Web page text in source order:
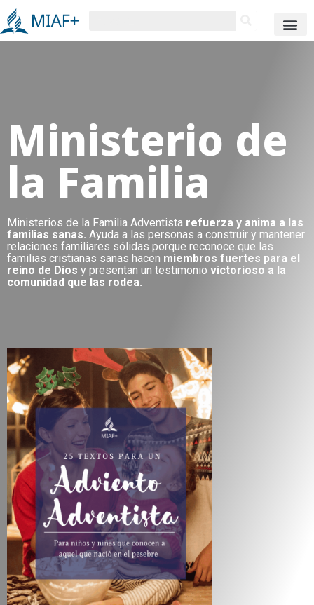
Ministerio de
la Familia
Ministerios de la Familia Adventista refuerza y anima a las
familias sanas. Ayuda a las personas a construir y mantener
relaciones familiares sólidas porque reconoce que las
familias cristianas sanas hacen miembros fuertes para el
reino de Dios y presentan un testimonio victorioso a la
comunidad que las rodea.